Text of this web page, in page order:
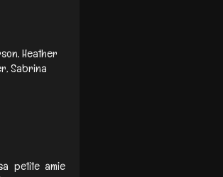
Heather
Sabrina
petite amie